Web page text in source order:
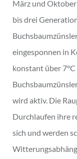
März und
bis drei
eingesponnen in
konstant über
wird aktiv. Die
Durchlaufen ihre
sich und werden